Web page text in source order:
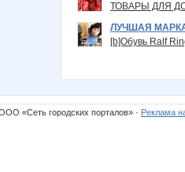
ТОВАРЫ ДЛЯ
ЛУЧШАЯ
[b]Обувь Ralf
«Сеть городских порталов» · Реклама